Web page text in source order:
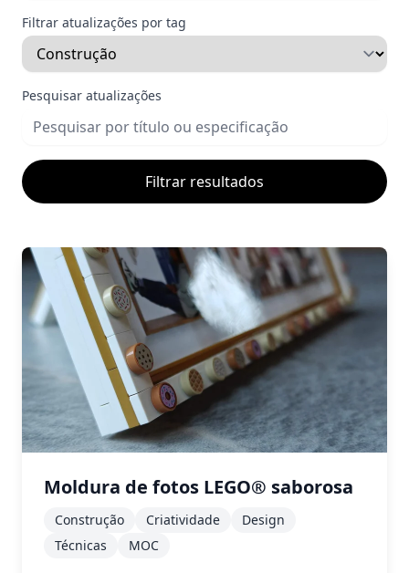
Filtrar atualizações por tag
Pesquisar atualizações
Filtrar resultados
Moldura de fotos LEGO® saborosa
Construção Criatividade
Design
Técnicas
MOC